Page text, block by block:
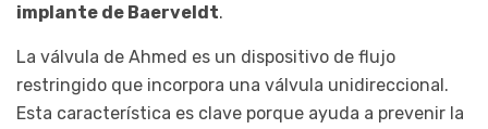
implante de Baerveldt.
La válvula de Ahmed es un dispositivo de flujo
restringido que incorpora una válvula unidireccional.
Esta característica es clave porque ayuda a prevenir la